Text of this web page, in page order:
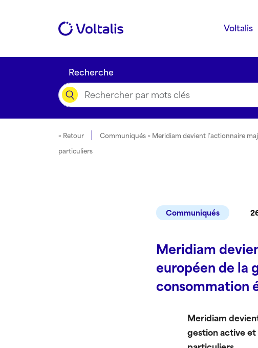
Voltalis
Recherche
< Retour
Communiqués > Meridiam devient l’actionnaire
particuliers
Communiqués
Meridiam
européen de la
consommation
Meridiam
gestion active